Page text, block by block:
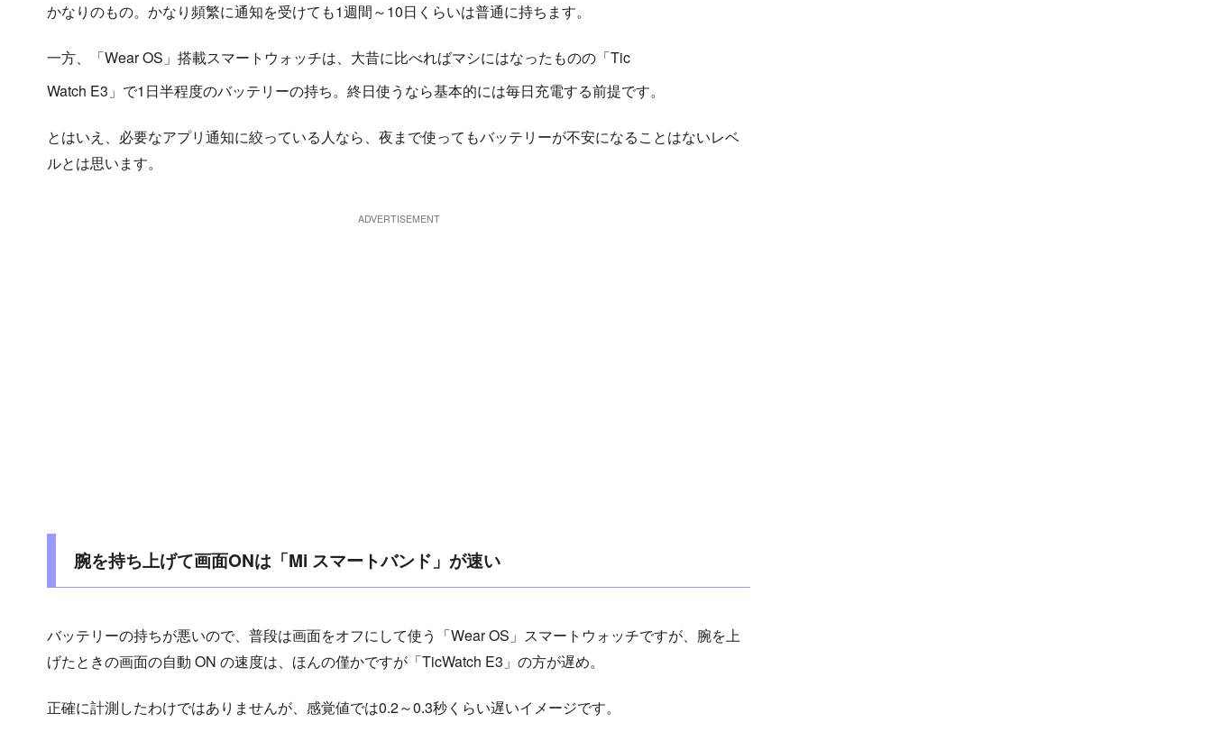
かなりのもの。かなり頻繁に通知を受けても1週間～10日くらいは普通に持ちます。
一方、「Wear OS」搭載スマートウォッチは、大昔に比べればマシにはなったものの「Tic
Watch E3」で1日半程度のバッテリーの持ち。終日使うなら基本的には毎日充電する前提です。
とはいえ、必要なアプリ通知に絞っている人なら、夜まで使ってもバッテリーが不安になることはないレベ
ルとは思います。
腕を持ち上げて画面ONは「Mi スマートバンド」が速い
バッテリーの持ちが悪いので、普段は画面をオフにして使う「Wear OS」スマートウォッチですが、腕を上
げたときの画面の自動 ON の速度は、ほんの僅かですが「TicWatch E3」の方が遅め。
正確に計測したわけではありませんが、感覚値では0.2～0.3秒くらい遅いイメージです。